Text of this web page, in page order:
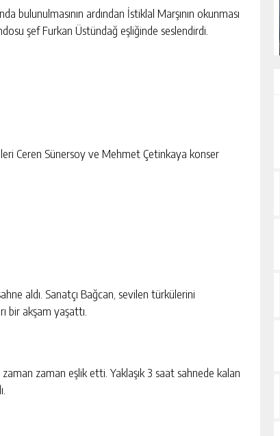
bulunulmasının ardından İstiklal Marşının okunması
şef Furkan Üstündağ eşliğinde seslendirdi.
Ceren Sünersoy ve Mehmet Çetinkaya konser
aldı. Sanatçı Bağcan, sevilen türkülerini
bir akşam yaşattı.
zaman eşlik etti. Yaklaşık 3 saat sahnede kalan